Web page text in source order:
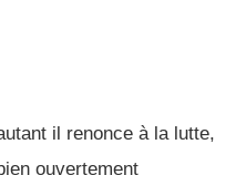
il renonce à la lutte,
ouvertement